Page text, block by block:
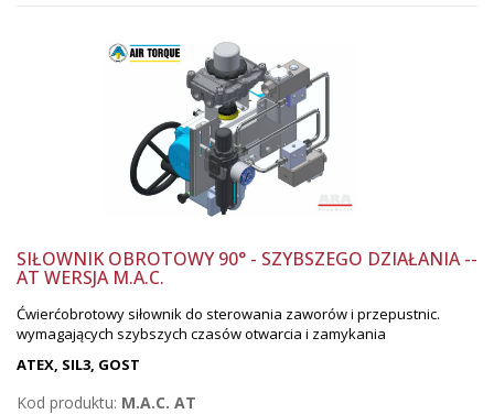
SIŁOWNIK OBROTOWY 90° - SZYBSZEGO DZIAŁANIA --
AT WERSJA M.A.C.
Ćwierćobrotowy siłownik do sterowania zaworów i przepustnic.
wymagających szybszych czasów otwarcia i zamykania
ATEX, SIL3, GOST
Kod produktu: M.A.C. AT